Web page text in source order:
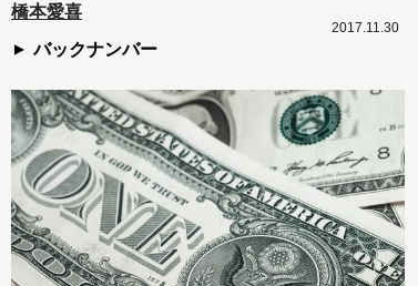
橋本愛喜
バックナンバー
2017.11.30